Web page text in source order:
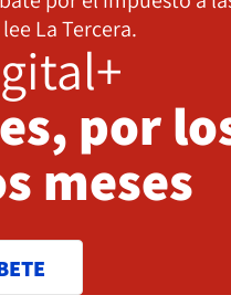
La Tercera.
por
meses